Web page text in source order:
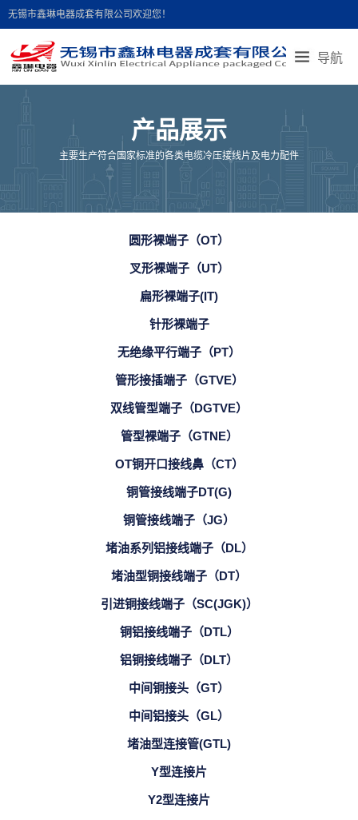
无锡市鑫琳电器成套有限公司欢迎您！
导航
首页导航
联系我们 人才招聘 在线留言
产品展示
主要生产符合国家标准的各类电缆冷压接线片及电力配件
圆形裸端子（OT）
叉形裸端子（UT）
扁形裸端子(IT)
针形裸端子
无绝缘平行端子（PT）
管形接插端子（GTVE）
双线管型端子（DGTVE）
管型裸端子（GTNE）
OT铜开口接线鼻（CT）
铜管接线端子DT(G)
铜管接线端子（JG）
堵油系列铝接线端子（DL）
堵油型铜接线端子（DT）
引进铜接线端子（SC(JGK)）
铜铝接线端子（DTL）
铝铜接线端子（DLT）
中间铜接头（GT）
中间铝接头（GL）
堵油型连接管(GTL)
Y型连接片
Y2型连接片